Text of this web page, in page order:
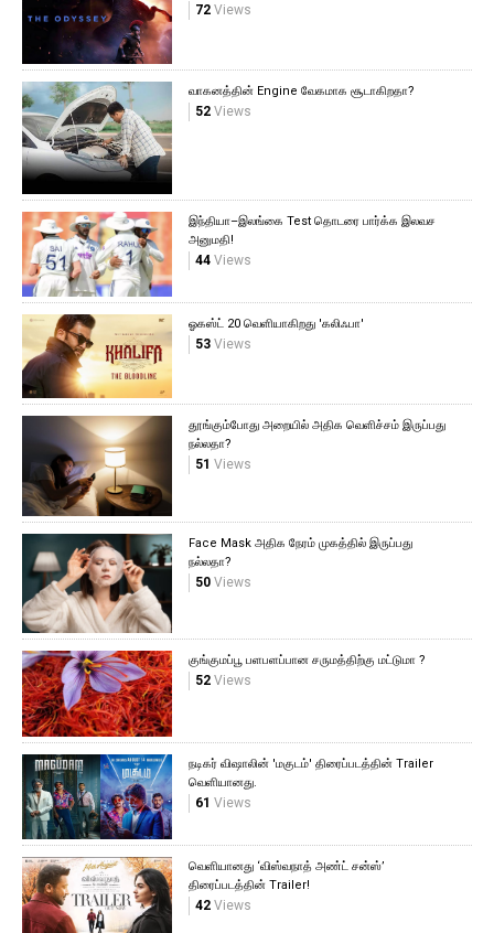
72Views
வாகனத்தின் Engine வேகமாக சூடாகிறதா?
52Views
இந்தியா–இலங்கை Test தொடரை பார்க்க இலவச
அனுமதி!
44Views
ஓகஸ்ட் 20 வெளியாகிறது 'கலிஃபா'
53Views
தூங்கும்போது அறையில் அதிக வெளிச்சம் இருப்பது
நல்லதா?
51 Views
Face Mask அதிக நேரம் முகத்தில் இருப்பது
நல்லதா?
50Views
குங்குமப்பூ பளபளப்பான சருமத்திற்கு மட்டுமா ?
52Views
நடிகர் விஷாலின் 'மகுடம்' திரைப்படத்தின் Trailer
வெளியானது.
61 Views
வெளியானது ‘விஸ்வநாத் அண்ட் சன்ஸ்’
திரைப்படத்தின் Trailer!
42Views